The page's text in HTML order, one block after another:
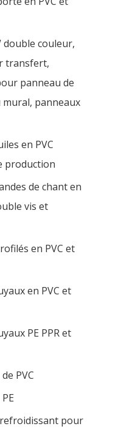
double couleur,
transfert,
panneau de
mural, panneaux
en PVC
production
de chant en
vis et
en PVC et
en PVC et
PE PPR et
PVC
pour